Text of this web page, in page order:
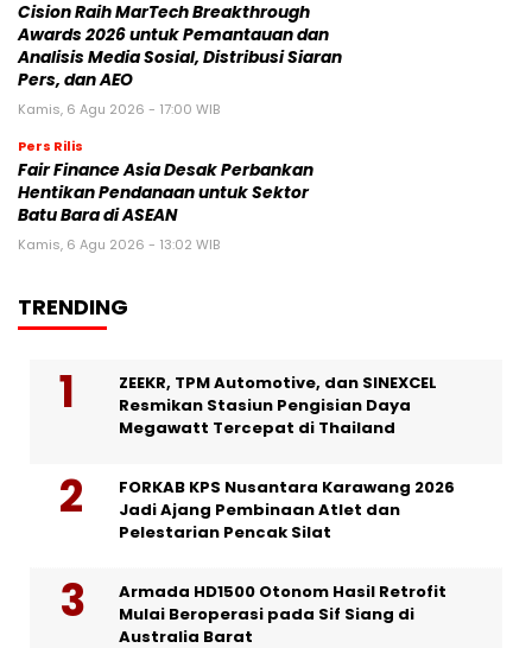
Cision Raih MarTech Breakthrough
Awards 2026 untuk Pemantauan dan
Analisis Media Sosial, Distribusi Siaran
Pers, dan AEO
Kamis, 6 Agu 2026 - 17:00 WIB
Pers Rilis
Fair Finance Asia Desak Perbankan
Hentikan Pendanaan untuk Sektor
Batu Bara di ASEAN
Kamis, 6 Agu 2026 - 13:02 WIB
TRENDING
ZEEKR, TPM Automotive, dan SINEXCEL
Resmikan Stasiun Pengisian Daya
Megawatt Tercepat di Thailand
FORKAB KPS Nusantara Karawang 2026
Jadi Ajang Pembinaan Atlet dan
Pelestarian Pencak Silat
Armada HD1500 Otonom Hasil Retrofit
Mulai Beroperasi pada Sif Siang di
Australia Barat